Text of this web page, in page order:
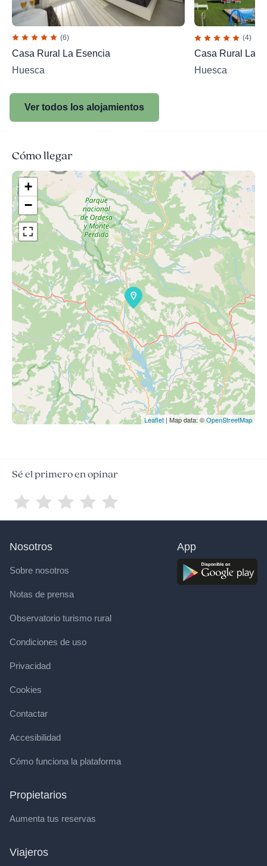
(6)
Casa Rural La Esencia
Huesca
(4)
Casa Rural La
Huesca
Ver todos los alojamientos
Cómo llegar
+
−
Leaflet | Map data: ©OpenStreetMap
Sé el primero en opinar
Nosotros
Sobre nosotros
Notas de prensa
Observatorio turismo rural
Condiciones de uso
Privacidad
Cookies
Contactar
Accesibilidad
Cómo funciona la plataforma
Propietarios
Aumenta tus reservas
Viajeros
App